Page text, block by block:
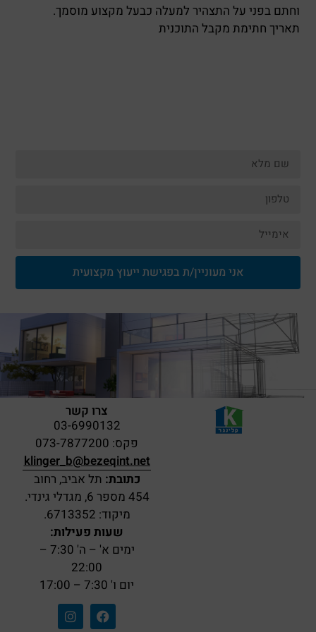
וחתם בפני על התצהיר למעלה כבעל מקצוע מוסמך.
תאריך חתימת מקבל התוכנית
אני מעוניין/ת בפגישת ייעוץ מקצועית
צרו קשר
03-6990132
פקס: 073-7877200
klinger_b@bezeqint.net
כתובת: תל אביב, רחוב
454 מספר 6, מגדלי גינדי.
מיקוד: 6713352.
שעות פעילות:
ימים א' – ה' 7:30 –
22:00
יום ו' 7:30 – 17:00